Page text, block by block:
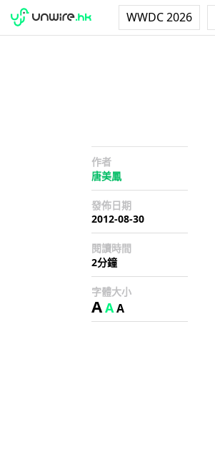
WWDC 2026
作者
唐美鳳
發佈日期
2012-08-30
閱讀時間
2分鐘
字體大小
AAA